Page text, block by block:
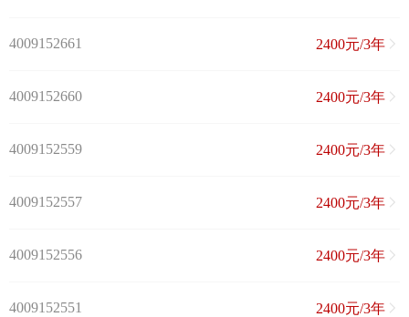
4009152661 2400元/3年
4009152660 2400元/3年
4009152559 2400元/3年
4009152557 2400元/3年
4009152556 2400元/3年
4009152551 2400元/3年